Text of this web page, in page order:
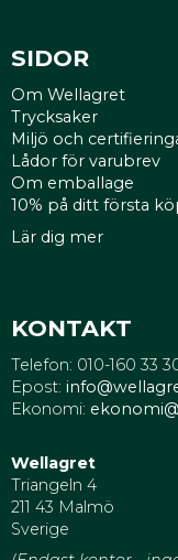
SIDOR
Om Wellagret
Trycksaker
Miljö och
Lådor för varubrev
Om emballage
10% på ditt första
Lär dig mer
KONTAKT
Telefon: 010-160 33
Epost:
Ekonomi:
Wellagret
Triangeln 4
211 43 Malmö
Sverige